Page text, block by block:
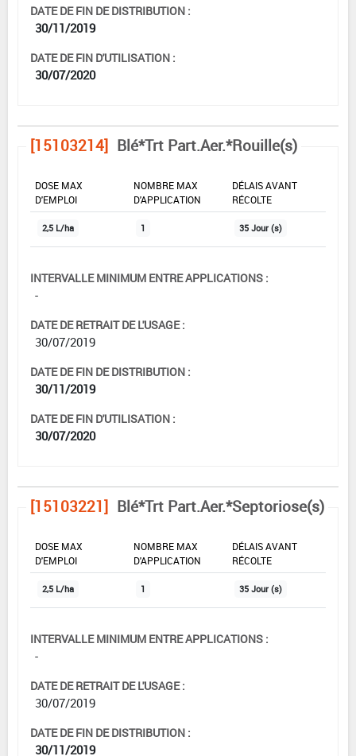
DATE DE FIN DE DISTRIBUTION :
30/11/2019
DATE DE FIN D'UTILISATION :
30/07/2020
[15103214] Blé*Trt Part.Aer.*Rouille(s)
DOSE MAX
D'EMPLOI
NOMBRE MAX
D'APPLICATION
DÉLAIS AVANT
RÉCOLTE
2,5 L/ha 1 35 Jour (s)
INTERVALLE MINIMUM ENTRE APPLICATIONS :
-
DATE DE RETRAIT DE L'USAGE :
30/07/2019
DATE DE FIN DE DISTRIBUTION :
30/11/2019
DATE DE FIN D'UTILISATION :
30/07/2020
[15103221] Blé*Trt Part.Aer.*Septoriose(s)
DOSE MAX
D'EMPLOI
NOMBRE MAX
D'APPLICATION
DÉLAIS AVANT
RÉCOLTE
2,5 L/ha 1 35 Jour (s)
INTERVALLE MINIMUM ENTRE APPLICATIONS :
-
DATE DE RETRAIT DE L'USAGE :
30/07/2019
DATE DE FIN DE DISTRIBUTION :
30/11/2019